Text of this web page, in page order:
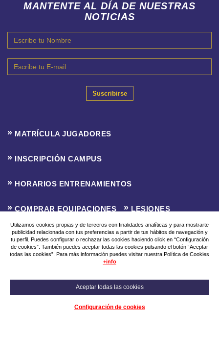
MANTENTE AL DÍA DE NUESTRAS
NOTICIAS
Suscribirse
MATRÍCULA JUGADORES
INSCRIPCIÓN CAMPUS
HORARIOS ENTRENAMIENTOS
COMPRAR EQUIPACIONES LESIONES
CLASIFICACIONES INSCRIPCIÓN LIGA F8
Aviso Legal Política de Privacidad Política de Cookies
© 2026
Utilizamos cookies propias y de terceros con finalidades analíticas y para mostrarte
publicidad relacionada con tus preferencias a partir de tus hábitos de navegación y
tu perfil. Puedes configurar o rechazar las cookies haciendo click en “Configuración
de cookies”. También puedes aceptar todas las cookies pulsando el botón “Aceptar
todas las cookies”. Para más información puedes visitar nuestra Política de Cookies
+info
Aceptar todas las cookies
Configuración de cookies